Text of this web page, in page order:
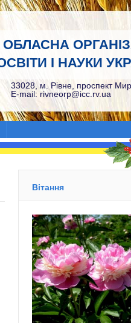
І НАУКИ
33028, м. Рівне, проспект
E-mail: rivneorp@icc.rv.ua
Вітання